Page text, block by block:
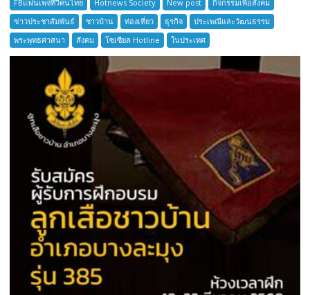
ตำนาน
เมือง
โบราณ
สมุทรปราการ
FBแฟนเพจทีวีคนไทย Hotnews Society New post
กิจกรรมเพื่อสังคม
ข่าวประชาสัมพันธ์
ชาวบ้าน ท่องเที่ยว ธุรกิจ
ประเพณีและวัฒนธรรม
พระพุทธศาสนา
สังคม โซเซียล Hotline ในประเทศ